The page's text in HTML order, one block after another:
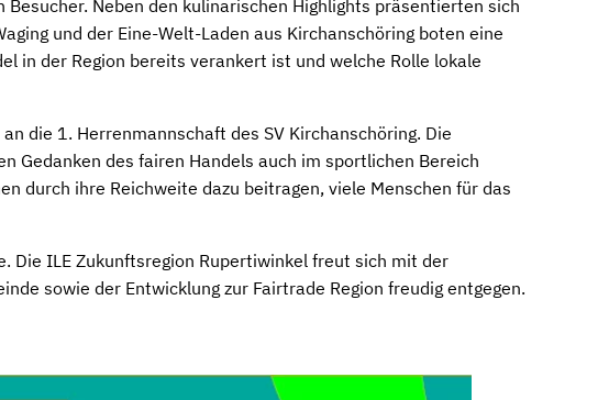
Neben den kulinarischen Highlights präsentierten sich
und der Eine-Welt-Laden aus Kirchanschöring boten eine
in der Region bereits verankert ist und welche Rolle lokale
die 1. Herrenmannschaft des SV Kirchanschöring. Die
Gedanken des fairen Handels auch im sportlichen Bereich
durch ihre Reichweite dazu beitragen, viele Menschen für das
Die ILE Zukunftsregion Rupertiwinkel freut sich mit der
sowie der Entwicklung zur Fairtrade Region freudig entgegen.